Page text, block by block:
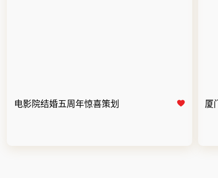
电影院结婚五周年惊喜策划 厦